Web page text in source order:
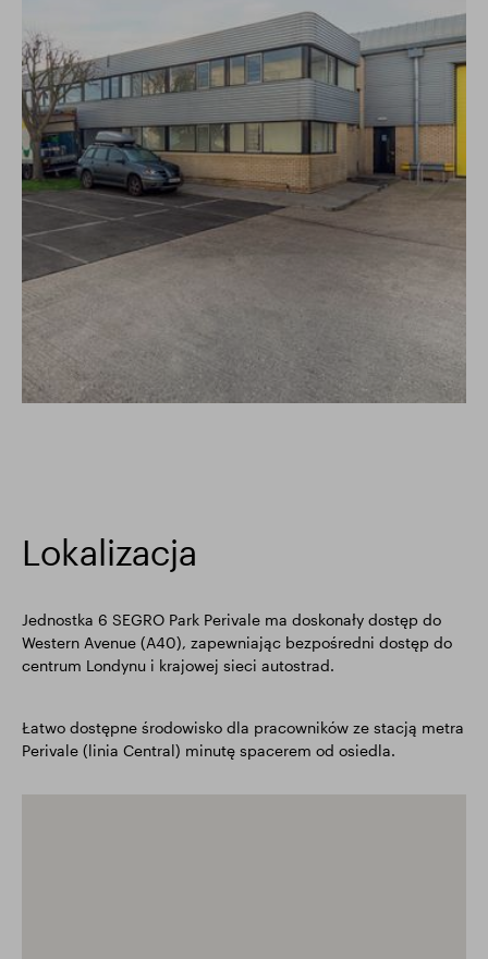
Lokalizacja
Jednostka 6 SEGRO Park Perivale ma doskonały dostęp do
Western Avenue (A40), zapewniając bezpośredni dostęp do
centrum Londynu i krajowej sieci autostrad.
Łatwo dostępne środowisko dla pracowników ze stacją metra
Perivale (linia Central) minutę spacerem od osiedla.